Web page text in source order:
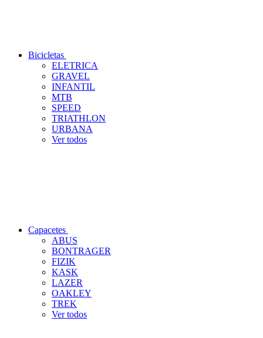
Bicicletas
ELETRICA
GRAVEL
INFANTIL
MTB
SPEED
TRIATHLON
URBANA
Ver todos
Capacetes
ABUS
BONTRAGER
FIZIK
KASK
LAZER
OAKLEY
TREK
Ver todos